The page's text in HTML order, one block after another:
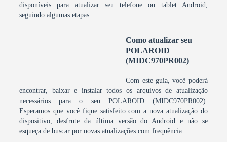
disponíveis para atualizar seu telefone ou tablet Android,
seguindo algumas etapas.
Como atualizar seu
POLAROID
(MIDC970PR002)
Com este guia, você poderá
encontrar, baixar e instalar todos os arquivos de atualização
necessários para o seu POLAROID (MIDC970PR002).
Esperamos que você fique satisfeito com a nova atualização do
dispositivo, desfrute da última versão do Android e não se
esqueça de buscar por novas atualizações com frequência.